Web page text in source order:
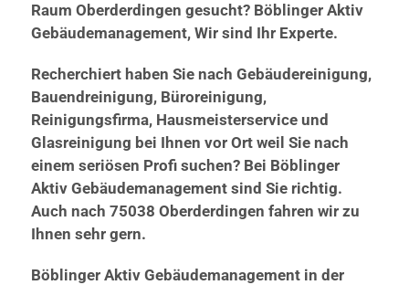
Raum Oberderdingen gesucht? Böblinger Aktiv
Gebäudemanagement, Wir sind Ihr Experte.
Recherchiert haben Sie nach Gebäudereinigung,
Bauendreinigung, Büroreinigung,
Reinigungsfirma, Hausmeisterservice und
Glasreinigung bei Ihnen vor Ort weil Sie nach
einem seriösen Profi suchen? Bei Böblinger
Aktiv Gebäudemanagement sind Sie richtig.
Auch nach 75038 Oberderdingen fahren wir zu
Ihnen sehr gern.
Böblinger Aktiv Gebäudemanagement in der